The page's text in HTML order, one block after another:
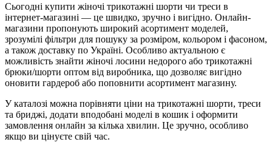
Сьогодні купити жіночі трикотажні шорти чи треси в
інтернет-магазині — це швидко, зручно і вигідно. Онлайн-
магазини пропонують широкий асортимент моделей,
зрозумілі фільтри для пошуку за розміром, кольором і фасоном,
а також доставку по Україні. Особливо актуальною є
можливість знайти жіночі лосини недорого або трикотажні
брюки/шорти оптом від виробника, що дозволяє вигідно
оновити гардероб або поповнити асортимент магазину.
У каталозі можна порівняти ціни на трикотажні шорти, треси
та бриджі, додати вподобані моделі в кошик і оформити
замовлення онлайн за кілька хвилин. Це зручно, особливо
якщо ви цінуєте свій час.